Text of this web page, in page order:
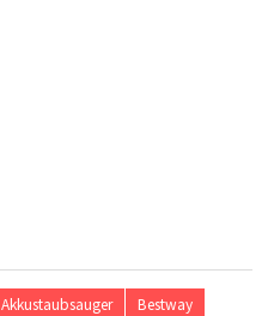
Akkustaubsauger
Bestway